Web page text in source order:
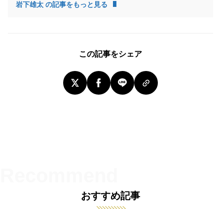
岩下雄太 の記事をもっと見る
この記事をシェア
おすすめ記事